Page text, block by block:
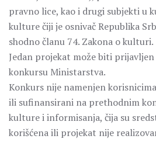
pravno lice, kao i drugi subjekti u
kulture čiji je osnivač Republika
shodno članu 74. Zakona o kulturi.
Jedan projekat može biti
konkursu Ministarstva.
Konkurs nije namenjen
ili sufinansirani na prethodnim
kulture i informisanja, čija su
korišćena ili projekat nije